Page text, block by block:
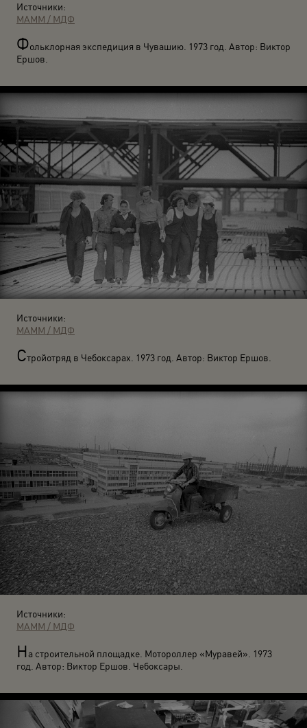
Источники:
МАММ / МДФ
Фольклорная экспедиция в Чувашию. 1973 год. Автор: Виктор
Ершов.
Источники:
МАММ / МДФ
Стройотряд в Чебоксарах. 1973 год. Автор: Виктор Ершов.
Источники:
МАММ / МДФ
На строительной площадке. Мотороллер «Муравей». 1973
год. Автор: Виктор Ершов. Чебоксары.